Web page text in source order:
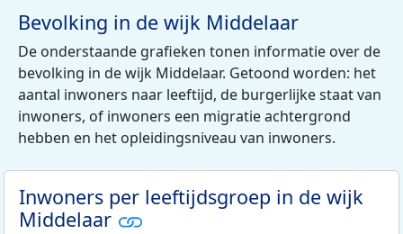
Bevolking in de wijk Middelaar
De onderstaande grafieken tonen informatie over de
bevolking in de wijk Middelaar. Getoond worden: het
aantal inwoners naar leeftijd, de burgerlijke staat van
inwoners, of inwoners een migratie achtergrond
hebben en het opleidingsniveau van inwoners.
Inwoners per leeftijdsgroep in de wijk
Middelaar